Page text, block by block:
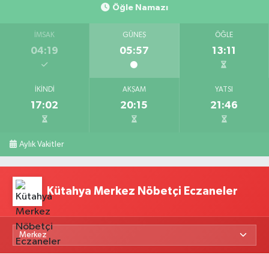
Öğle Namazı
İMSAK
04:19
GÜNEŞ
05:57
ÖĞLE
13:11
İKINDI
17:02
AKŞAM
20:15
YATSI
21:46
Aylık Vakitler
Kütahya Merkez Nöbetçi Eczaneler